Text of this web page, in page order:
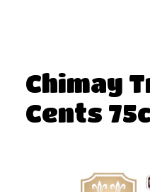
Chimay
Cents